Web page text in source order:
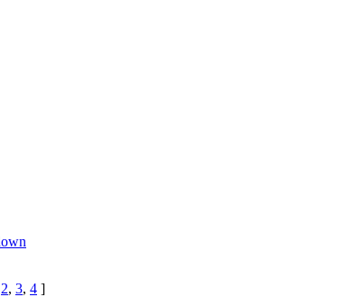
2, 3, 4 ]